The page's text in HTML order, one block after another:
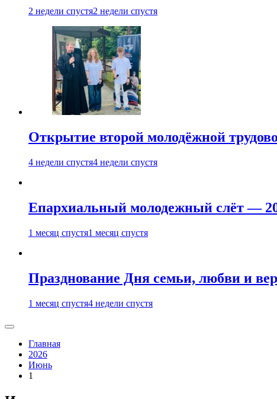
2 недели спустя2 недели спустя
Открытие второй молодёжной
4 недели спустя4 недели спустя
Епархиальный молодежный слёт —
1 месяц спустя1 месяц спустя
Празднование Дня семьи, любви и
1 месяц спустя4 недели спустя
Главная
2026
Июнь
1